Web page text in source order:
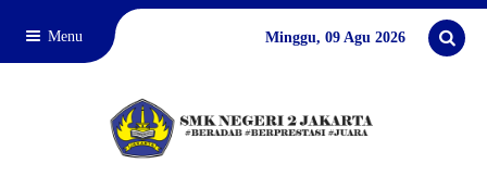
Menu Minggu, 09 Agu 2026